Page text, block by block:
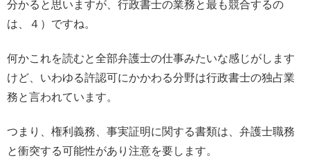
分かると思いますが、行政書士の業務と最も競合するの
は、４）ですね。
何かこれを読むと全部弁護士の仕事みたいな感じがします
けど、いわゆる許認可にかかわる分野は行政書士の独占業
務と言われています。
つまり、権利義務、事実証明に関する書類は、弁護士職務
と衝突する可能性があり注意を要します。